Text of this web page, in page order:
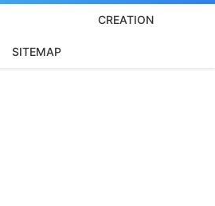
CREATION
SITEMAP